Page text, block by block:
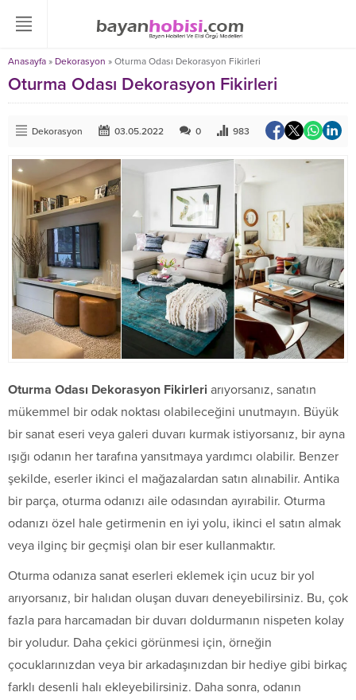
Anasayfa » Dekorasyon » Oturma Odası Dekorasyon Fikirleri
Oturma Odası Dekorasyon Fikirleri
Dekorasyon 03.05.2022 0 983
Oturma Odası Dekorasyon Fikirleri arıyorsanız, sanatın
mükemmel bir odak noktası olabileceğini unutmayın. Büyük
bir sanat eseri veya galeri duvarı kurmak istiyorsanız, bir ayna
ışığı odanın her tarafına yansıtmaya yardımcı olabilir. Benzer
şekilde, eserler ikinci el mağazalardan satın alınabilir. Antika
bir parça, oturma odanızı aile odasından ayırabilir. Oturma
odanızı özel hale getirmenin en iyi yolu, ikinci el satın almak
veya ilginç bir geçmişi olan bir eser kullanmaktır.
Oturma odanıza sanat eserleri eklemek için ucuz bir yol
arıyorsanız, bir halıdan oluşan duvarı deneyebilirsiniz. Bu, çok
fazla para harcamadan bir duvarı doldurmanın nispeten kolay
bir yoludur. Daha çekici görünmesi için, örneğin
çocuklarınızdan veya bir arkadaşınızdan bir hediye gibi birkaç
farklı desenli halı ekleyebilirsiniz. Daha sonra, odanın